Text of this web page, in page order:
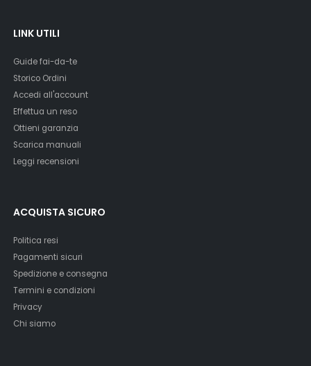
LINK UTILI
Guide fai-da-te
Storico Ordini
Accedi all'account
Effettua un reso
Ottieni garanzia
Scarica manuali
Leggi recensioni
ACQUISTA SICURO
Politica resi
Pagamenti sicuri
Spedizione e consegna
Termini e condizioni
Privacy
Chi siamo